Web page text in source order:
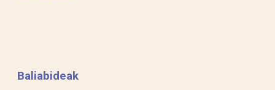
Baliabideak